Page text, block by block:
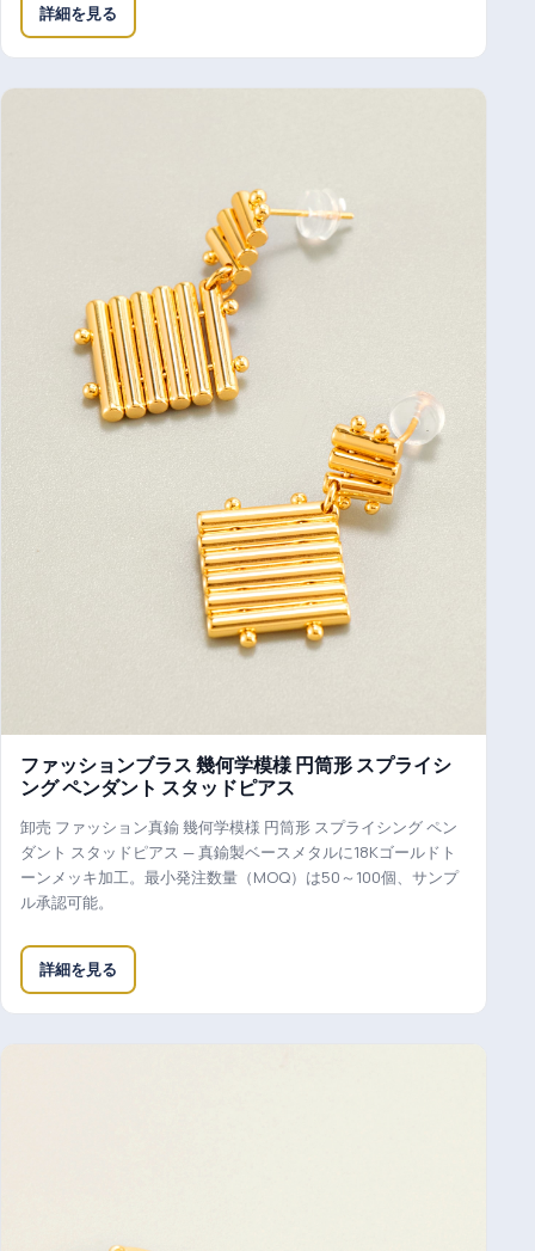
詳細を見る
ファッションブラス 幾何学模様 円筒形 スプライシ
ング ペンダント スタッドピアス
卸売 ファッション真鍮 幾何学模様 円筒形 スプライシング ペン
ダント スタッドピアス — 真鍮製ベースメタルに18Kゴールドト
ーンメッキ加工。最小発注数量（MOQ）は50～100個、サンプ
ル承認可能。
詳細を見る